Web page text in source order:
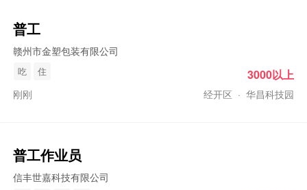
普工
赣州市金塑包装有限公司
吃 住
刚刚 经开区 · 华昌科技园
3000以上
普工作业员
信丰世嘉科技有限公司